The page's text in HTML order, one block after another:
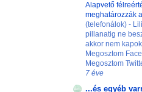
Alapvető
meghatározzák
(telefonálok) -
pillanatig ne
akkor nem
Megosztom
Megosztom
7 éve
...és egyéb